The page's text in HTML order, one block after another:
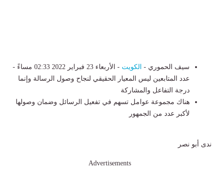
سيف الحموري - الكويت
- الأربعاء 23 فبراير 2022 02:33 مساءً -
عدد المتابعين ليس المعيار الحقيقي لنجاح وصول الرسالة وإنما
درجة التفاعل والمشاركة
هناك مجموعة عوامل تسهم في تفعيل الرسائل وضمان وصولها
لأكبر عدد من الجمهور
ندى أبو نصر
Advertisements